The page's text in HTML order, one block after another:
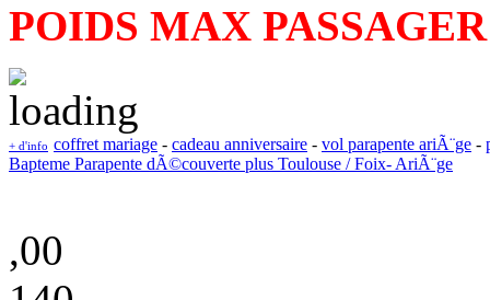
POIDS MAX
+ d'info coffret mariage - cadeau anniversaire - vol parapente ariÃ¨ge -
Bapteme Parapente dÃ©couverte plus Toulouse / Foix- AriÃ¨ge
,00